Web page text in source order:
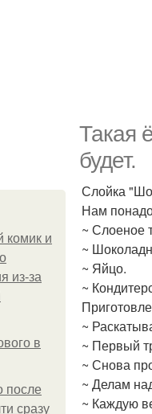
Такая
будет.
комик и
из-за
в
после
сразу
Слойка
Нам
~ Слоеное
~
~ Яйцо.
~
~
~ Первый
~ Снова
~ Делам
~ Каждую